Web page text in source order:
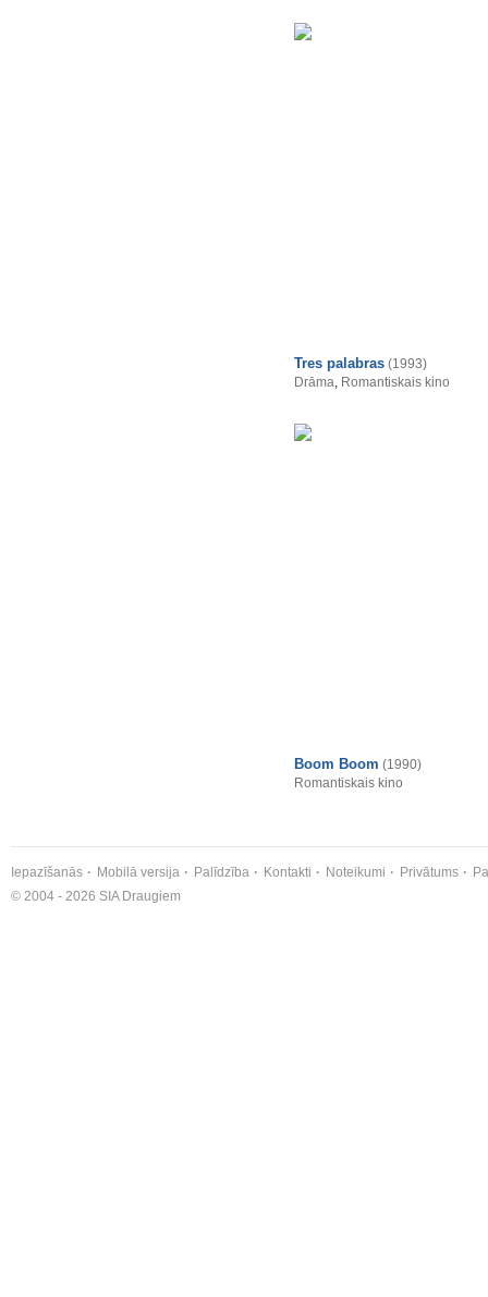
Tres palabras (1993)
Drāma, Romantiskais kino
Boom Boom (1990)
Romantiskais kino
Iepazīšanās Mobilā versija Palīdzība Kontakti Noteikumi Privātums
© 2004 - 2026 SIA Draugiem